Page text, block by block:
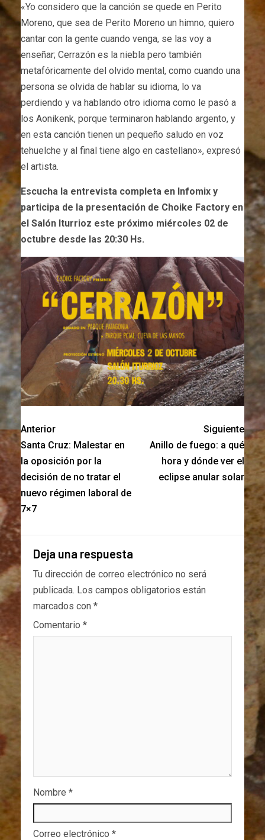
«Yo considero que la canción se quede en Perito
Moreno, que sea de Perito Moreno un himno, quiero
cantar con la gente cuando venga, se las voy a
enseñar; Cerrazón es la niebla pero también
metafóricamente del olvido mental, como cuando una
persona se olvida de hablar su idioma, lo va
perdiendo y va hablando otro idioma como le pasó a
los Aonikenk, porque terminaron hablando argento, y
en esta canción tienen un pequeño saludo en voz
tehuelche y al final tiene algo en castellano», expresó
el artista.
Escucha la entrevista completa en Infomix y
participa de la presentación de Choike Factory en
el Salón Iturrioz este próximo miércoles 02 de
octubre desde las 20:30 Hs.
Anterior
Santa Cruz: Malestar en
la oposición por la
decisión de no tratar el
nuevo régimen laboral de
7×7
Siguiente
Anillo de fuego: a qué
hora y dónde ver el
eclipse anular solar
Deja una respuesta
Tu dirección de correo electrónico no será
publicada. Los campos obligatorios están
marcados con *
Comentario *
Nombre *
Correo electrónico *